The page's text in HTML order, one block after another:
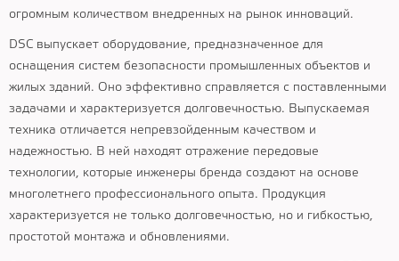
огромным количеством внедренных на рынок инноваций.
DSC выпускает оборудование, предназначенное для
оснащения систем безопасности промышленных объектов и
жилых зданий. Оно эффективно справляется с поставленными
задачами и характеризуется долговечностью. Выпускаемая
техника отличается непревзойденным качеством и
надежностью. В ней находят отражение передовые
технологии, которые инженеры бренда создают на основе
многолетнего профессионального опыта. Продукция
характеризуется не только долговечностью, но и гибкостью,
простотой монтажа и обновлениями.